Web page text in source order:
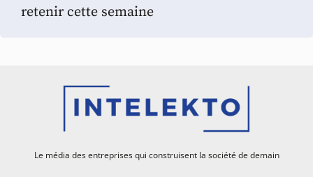
retenir cette semaine
Le média des entreprises qui construisent la société de demain